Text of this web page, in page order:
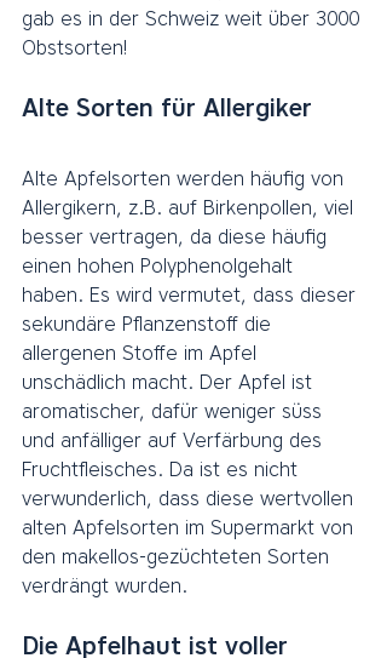
gab es in der Schweiz weit über 3000
Obstsorten!
Alte Sorten für Allergiker
Alte Apfelsorten werden häufig von
Allergikern, z.B. auf Birkenpollen, viel
besser vertragen, da diese häufig
einen hohen Polyphenolgehalt
haben. Es wird vermutet, dass dieser
sekundäre Pflanzenstoff die
allergenen Stoffe im Apfel
unschädlich macht. Der Apfel ist
aromatischer, dafür weniger süss
und anfälliger auf Verfärbung des
Fruchtfleisches. Da ist es nicht
verwunderlich, dass diese wertvollen
alten Apfelsorten im Supermarkt von
den makellos-gezüchteten Sorten
verdrängt wurden.
Die Apfelhaut ist voller